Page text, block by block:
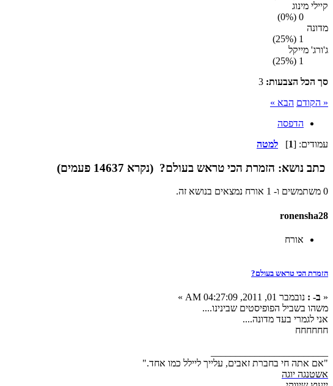
קיילי מינוג
0 (0%)
מדונה
1 (25%)
ג'ורג' מייקל
1 (25%)
סך הכל הצבעות:
« הקודם הבא »
הדפסה
עמודים: [1
] למטה
כתב נושא: הזמרת הכי טראש בעולם? (נקרא 14637 פעמים)
0 משתמשים ו- 1 אורח נמצאים בנושא זה.
ronensha28
אורח
הזמרת הכי טראש בעולם?
« ב- : נובמבר 01, 2011, 04:27:09 AM »
משהו בשביל הפופיסטים שבינינו....
אני לגמרי בעד מדונה....
חחחחחח
"אם אתה חי בחברת זאבים, עלייך ליילל כמו אחד."
אשטנגה יוגה